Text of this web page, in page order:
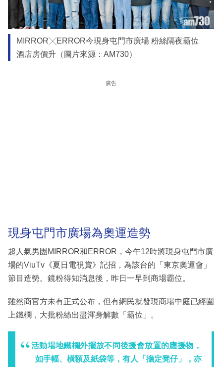
MIRROR╳ERROR今現身屯門市廣場 粉絲隔夜霸位
酒店房價升（圖片來源：AM730）
廣告
現身屯門市廣場為奧運造勢
超人氣男團MIRROR和ERROR，今午12時將現身屯門市廣
場的ViuTv《夏日電視賞》記招，為該台的「東京奧運會」
節目造勢。鏡粉得知消息後，昨日一早到商場霸位。
雖然商官方未有正式公布，但有網民就發現商場中庭已經圍
上鐵欄，大批粉絲出盡渾身解數「霸位」。
活動場地鐵欄外擺放不同後援會放置的應援物，
如手幅、橫額及紙袋等，有人「擔定凳仔」，亦